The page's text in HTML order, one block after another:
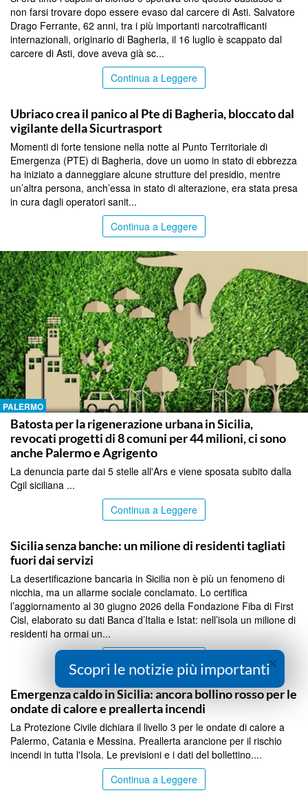
non farsi trovare dopo essere evaso dal carcere di Asti. Salvatore
Drago Ferrante, 62 anni, tra i più importanti narcotrafficanti
internazionali, originario di Bagheria, il 16 luglio è scappato dal
carcere di Asti, dove aveva già sc...
Continua a Leggere
Ubriaco crea il panico al Pte di Bagheria, bloccato dal
vigilante della Sicurtrasport
Momenti di forte tensione nella notte al Punto Territoriale di
Emergenza (PTE) di Bagheria, dove un uomo in stato di ebbrezza
ha iniziato a danneggiare alcune strutture del presidio, mentre
un’altra persona, anch’essa in stato di alterazione, era stata presa
in cura dagli operatori sanit...
Continua a Leggere
PALERMO
Batosta per la rigenerazione urbana in Sicilia,
revocati progetti di 8 comuni per 44 milioni, ci sono
anche Palermo e Agrigento
La denuncia parte dai 5 stelle all'Ars e viene sposata subito dalla
Cgil siciliana ...
Continua a Leggere
Sicilia senza banche: un milione di residenti tagliati
fuori dai servizi
La desertificazione bancaria in Sicilia non è più un fenomeno di
nicchia, ma un allarme sociale conclamato. Lo certifica
l’aggiornamento al 30 giugno 2026 della Fondazione Fiba di First
Cisl, elaborato su dati Banca d’Italia e Istat: nell’isola un milione di
residenti ha ormai un...
Emergenza caldo in Sicilia: ancora bollino rosso per le
ondate di calore e preallerta incendi
La Protezione Civile dichiara il livello 3 per le ondate di calore a
Palermo, Catania e Messina. Preallerta arancione per il rischio
incendi in tutta l'Isola. Le previsioni e i dati del bollettino....
Continua a Leggere
×
Scopri le notizie più importanti